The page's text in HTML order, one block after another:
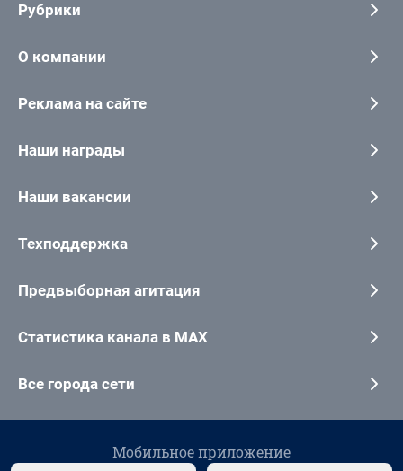
Рубрики
О компании
Реклама на сайте
Наши награды
Наши вакансии
Техподдержка
Предвыборная агитация
Статистика канала в MAX
Все города сети
Мобильное приложение